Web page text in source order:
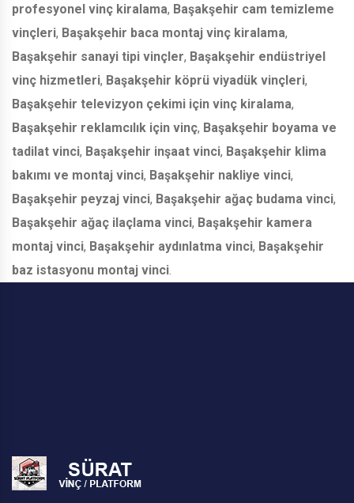
profesyonel vinç kiralama, Başakşehir cam temizleme
vinçleri, Başakşehir baca montaj vinç kiralama,
Başakşehir sanayi tipi vinçler, Başakşehir endüstriyel
vinç hizmetleri, Başakşehir köprü viyadük vinçleri,
Başakşehir televizyon çekimi için vinç kiralama,
Başakşehir reklamcılık için vinç, Başakşehir boyama ve
tadilat vinci, Başakşehir inşaat vinci, Başakşehir klima
bakımı ve montaj vinci, Başakşehir nakliye vinci,
Başakşehir peyzaj vinci, Başakşehir ağaç budama vinci,
Başakşehir ağaç ilaçlama vinci, Başakşehir kamera
montaj vinci, Başakşehir aydınlatma vinci, Başakşehir
baz istasyonu montaj vinci